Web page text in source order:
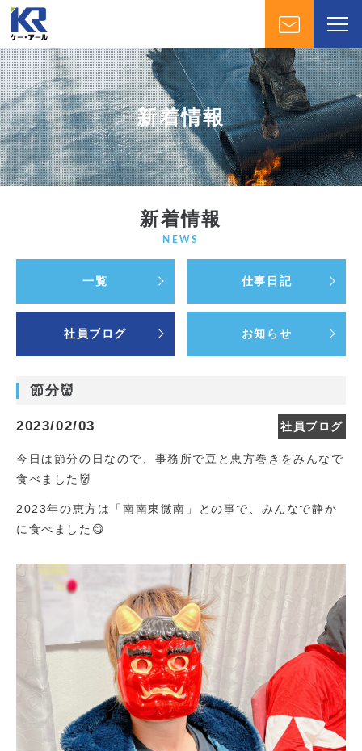
新着情報
新着情報
NEWS
一覧 仕事日記
社員ブログ お知らせ
節分👹
2023/02/03 社員ブログ
今日は節分の日なので、事務所で豆と恵方巻きをみんなで
食べました👹
2023年の恵方は「南南東微南」との事で、みんなで静か
に食べました😋